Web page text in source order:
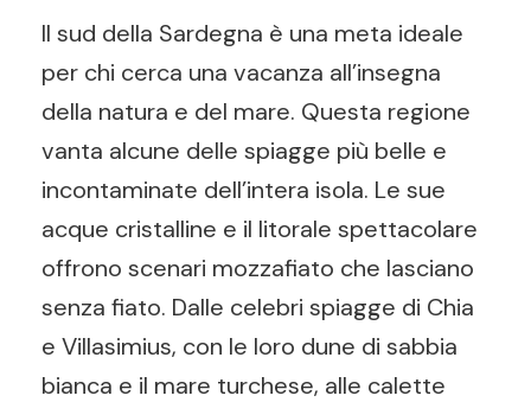
Il sud della Sardegna è una meta ideale
per chi cerca una vacanza all’insegna
della natura e del mare. Questa regione
vanta alcune delle spiagge più belle e
incontaminate dell’intera isola. Le sue
acque cristalline e il litorale spettacolare
offrono scenari mozzafiato che lasciano
senza fiato. Dalle celebri spiagge di Chia
e Villasimius, con le loro dune di sabbia
bianca e il mare turchese, alle calette